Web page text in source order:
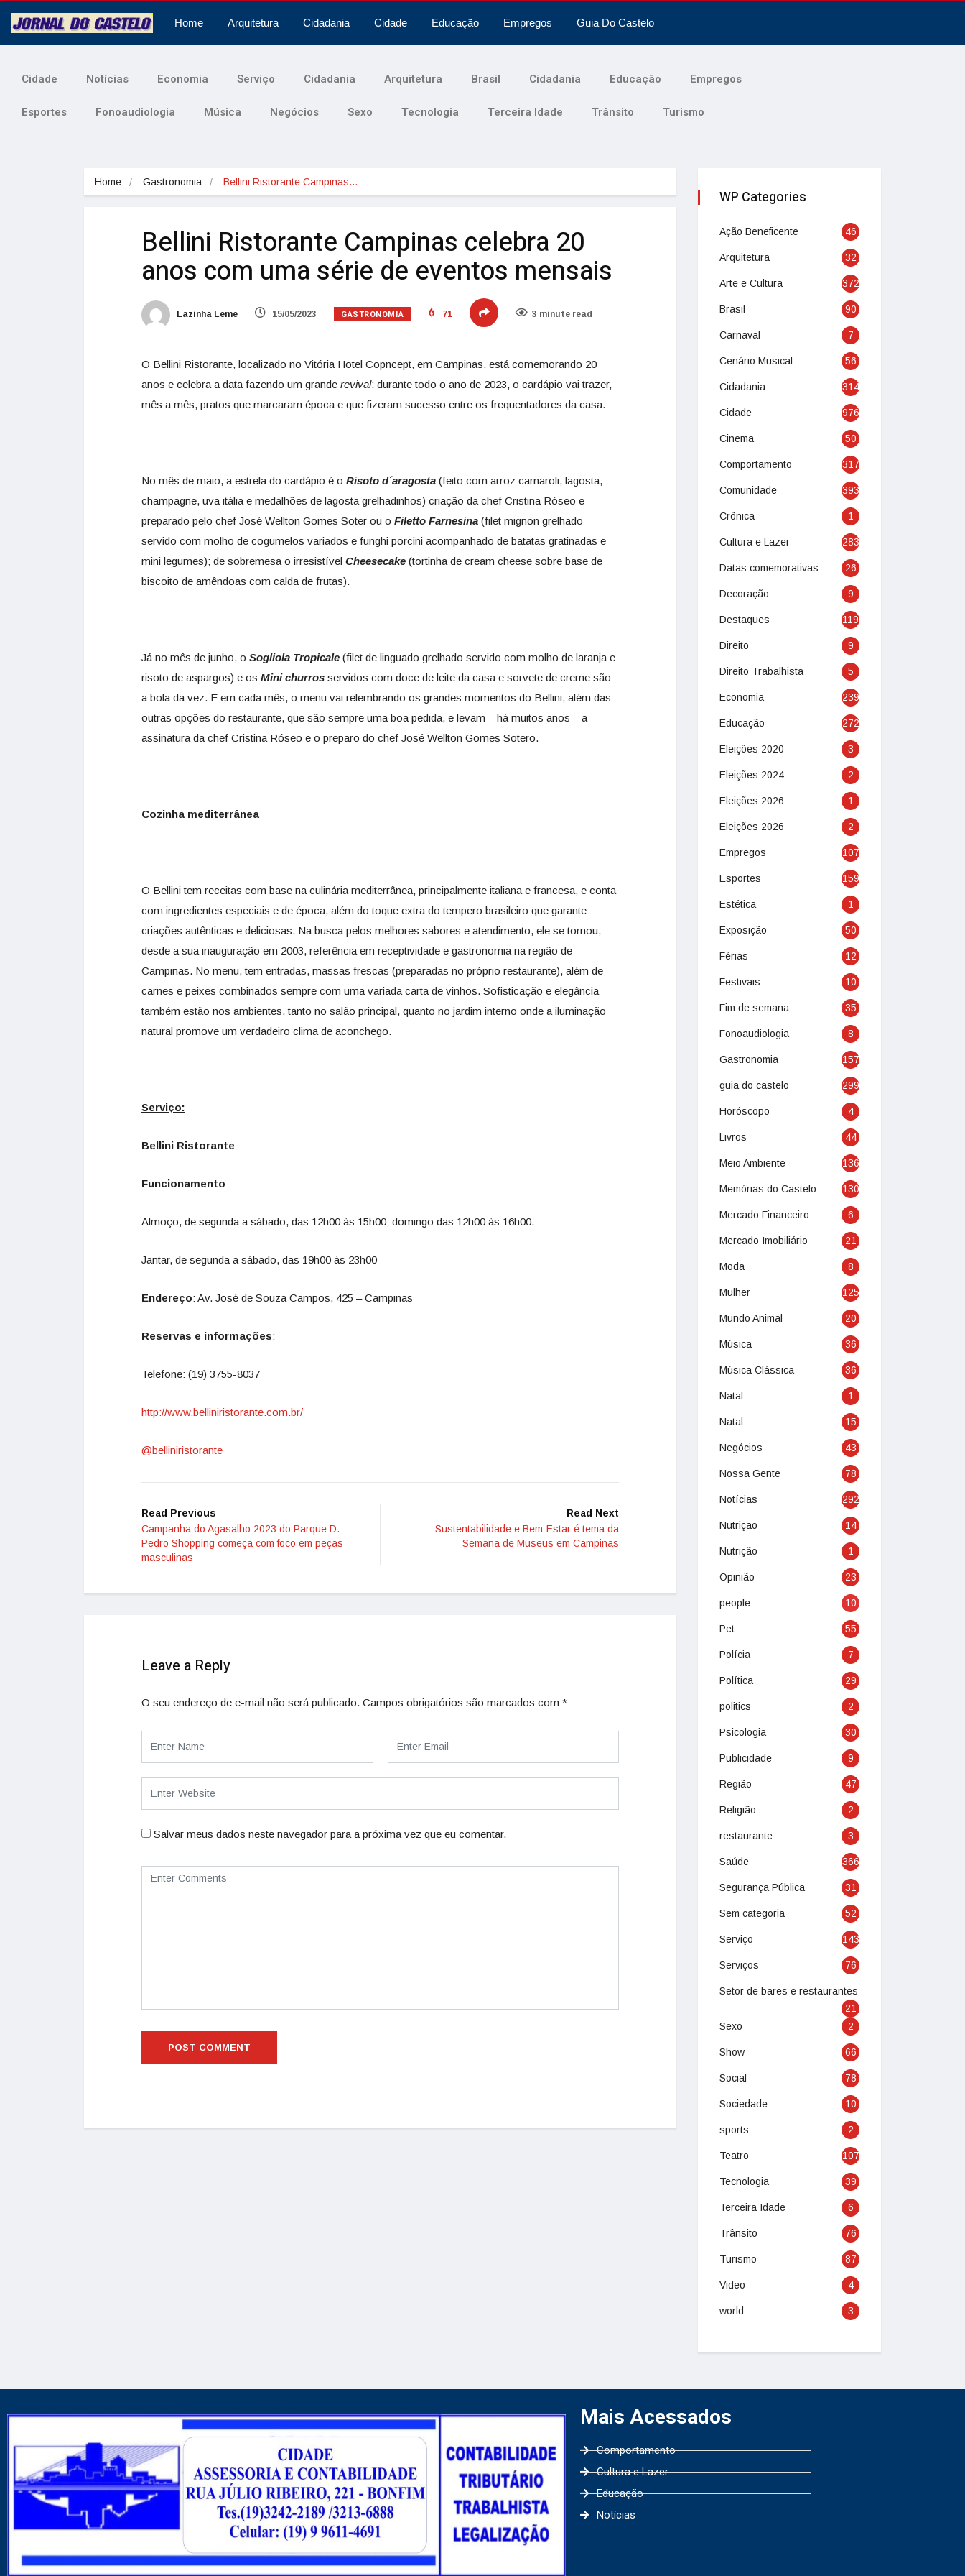
Home Arquitetura Cidadania Cidade Educação Empregos Guia Do Castelo
Cidade Notícias Economia Serviço Cidadania Arquitetura Brasil Cidadania Educação Empregos
Esportes Fonoaudiologia Música Negócios Sexo Tecnologia Terceira Idade Trânsito Turismo
Home Gastronomia Bellini Ristorante Campinas…
Bellini Ristorante Campinas celebra 20
anos com uma série de eventos mensais
Lazinha Leme 15/05/2023 GASTRONOMIA 71 3 minute read
O Bellini Ristorante, localizado no Vitória Hotel Copncept, em Campinas, está comemorando 20
anos e celebra a data fazendo um grande revival: durante todo o ano de 2023, o cardápio vai trazer,
mês a mês, pratos que marcaram época e que fizeram sucesso entre os frequentadores da casa.
No mês de maio, a estrela do cardápio é o Risoto d´aragosta (feito com arroz carnaroli, lagosta,
champagne, uva itália e medalhões de lagosta grelhadinhos) criação da chef Cristina Róseo e
preparado pelo chef José Wellton Gomes Soter ou o Filetto Farnesina (filet mignon grelhado
servido com molho de cogumelos variados e funghi porcini acompanhado de batatas gratinadas e
mini legumes); de sobremesa o irresistível Cheesecake (tortinha de cream cheese sobre base de
biscoito de amêndoas com calda de frutas).
Já no mês de junho, o Sogliola Tropicale (filet de linguado grelhado servido com molho de laranja e
risoto de aspargos) e os Mini churros servidos com doce de leite da casa e sorvete de creme são
a bola da vez. E em cada mês, o menu vai relembrando os grandes momentos do Bellini, além das
outras opções do restaurante, que são sempre uma boa pedida, e levam – há muitos anos – a
assinatura da chef Cristina Róseo e o preparo do chef José Wellton Gomes Sotero.
Cozinha mediterrânea
O Bellini tem receitas com base na culinária mediterrânea, principalmente italiana e francesa, e conta
com ingredientes especiais e de época, além do toque extra do tempero brasileiro que garante
criações autênticas e deliciosas. Na busca pelos melhores sabores e atendimento, ele se tornou,
desde a sua inauguração em 2003, referência em receptividade e gastronomia na região de
Campinas. No menu, tem entradas, massas frescas (preparadas no próprio restaurante), além de
carnes e peixes combinados sempre com uma variada carta de vinhos. Sofisticação e elegância
também estão nos ambientes, tanto no salão principal, quanto no jardim interno onde a iluminação
natural promove um verdadeiro clima de aconchego.
Serviço:
Bellini Ristorante
Funcionamento:
Almoço, de segunda a sábado, das 12h00 às 15h00; domingo das 12h00 às 16h00.
Jantar, de segunda a sábado, das 19h00 às 23h00
Endereço: Av. José de Souza Campos, 425 – Campinas
Reservas e informações:
Telefone: (19) 3755-8037
http://www.belliniristorante.com.br/
@belliniristorante
Read Previous
Campanha do Agasalho 2023 do Parque D.
Pedro Shopping começa com foco em peças
masculinas
Read Next
Sustentabilidade e Bem-Estar é tema da
Semana de Museus em Campinas
Leave a Reply
O seu endereço de e-mail não será publicado. Campos obrigatórios são marcados com *
Salvar meus dados neste navegador para a próxima vez que eu comentar.
WP Categories
Ação Beneficente 46
Arquitetura 32
Arte e Cultura 372
Brasil 90
Carnaval 7
Cenário Musical 56
Cidadania 314
Cidade 976
Cinema 50
Comportamento 317
Comunidade 393
Crônica 1
Cultura e Lazer 283
Datas comemorativas 26
Decoração 9
Destaques 119
Direito 9
Direito Trabalhista 5
Economia 239
Educação 272
Eleições 2020 3
Eleições 2024 2
Eleições 2026 1
Eleições 2026 2
Empregos 107
Esportes 159
Estética 1
Exposição 50
Férias 12
Festivais 10
Fim de semana 35
Fonoaudiologia 8
Gastronomia 157
guia do castelo 299
Horóscopo 4
Livros 44
Meio Ambiente 136
Memórias do Castelo 130
Mercado Financeiro 6
Mercado Imobiliário 21
Moda 8
Mulher 125
Mundo Animal 20
Música 36
Música Clássica 36
Natal 1
Natal 15
Negócios 43
Nossa Gente 78
Notícias 292
Nutriçao 14
Nutrição 1
Opinião 23
people 10
Pet 55
Polícia 7
Política 29
politics 2
Psicologia 30
Publicidade 9
Região 47
Religião 2
restaurante 3
Saúde 366
Segurança Pública 31
Sem categoria 52
Serviço 143
Serviços 76
Setor de bares e restaurantes
21
Sexo
2
Show 66
Social 78
Sociedade 10
sports 2
Teatro 107
Tecnologia 39
Terceira Idade 6
Trânsito 76
Turismo 87
Video 4
world 3
Mais Acessados
Comportamento
Cultura e Lazer
Educação
Notícias